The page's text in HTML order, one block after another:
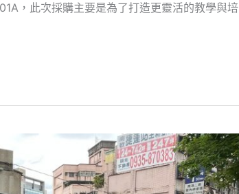
，此次採購主要是為了打造更靈活的教學與培